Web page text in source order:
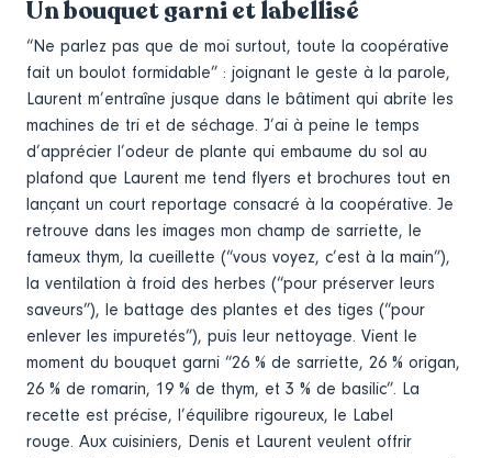
Un bouquet garni et labellisé
“Ne parlez pas que de moi surtout, toute la coopérative
fait un boulot formidable” : joignant le geste à la parole,
Laurent m’entraîne jusque dans le bâtiment qui abrite les
machines de tri et de séchage. J’ai à peine le temps
d’apprécier l’odeur de plante qui embaume du sol au
plafond que Laurent me tend flyers et brochures tout en
lançant un court reportage consacré à la coopérative. Je
retrouve dans les images mon champ de sarriette, le
fameux thym, la cueillette (“vous voyez, c’est à la main”),
la ventilation à froid des herbes (“pour préserver leurs
saveurs”), le battage des plantes et des tiges (“pour
enlever les impuretés”), puis leur nettoyage. Vient le
moment du bouquet garni “26 % de sarriette, 26 % origan,
26 % de romarin, 19 % de thym, et 3 % de basilic”. La
recette est précise, l’équilibre rigoureux, le Label
rouge. Aux cuisiniers, Denis et Laurent veulent offrir